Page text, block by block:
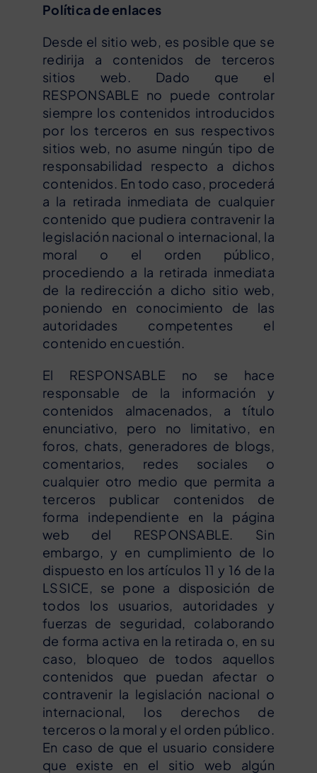
Política de enlaces
Desde el sitio web, es posible que se
redirija a contenidos de terceros
sitios web. Dado que el
RESPONSABLE no puede controlar
siempre los contenidos introducidos
por los terceros en sus respectivos
sitios web, no asume ningún tipo de
responsabilidad respecto a dichos
contenidos. En todo caso, procederá
a la retirada inmediata de cualquier
contenido que pudiera contravenir la
legislación nacional o internacional, la
moral o el orden público,
procediendo a la retirada inmediata
de la redirección a dicho sitio web,
poniendo en conocimiento de las
autoridades competentes el
contenido en cuestión.
El RESPONSABLE no se hace
responsable de la información y
contenidos almacenados, a título
enunciativo, pero no limitativo, en
foros, chats, generadores de blogs,
comentarios, redes sociales o
cualquier otro medio que permita a
terceros publicar contenidos de
forma independiente en la página
web del RESPONSABLE. Sin
embargo, y en cumplimiento de lo
dispuesto en los artículos 11 y 16 de la
LSSICE, se pone a disposición de
todos los usuarios, autoridades y
fuerzas de seguridad, colaborando
de forma activa en la retirada o, en su
caso, bloqueo de todos aquellos
contenidos que puedan afectar o
contravenir la legislación nacional o
internacional, los derechos de
terceros o la moral y el orden público.
En caso de que el usuario considere
que existe en el sitio web algún